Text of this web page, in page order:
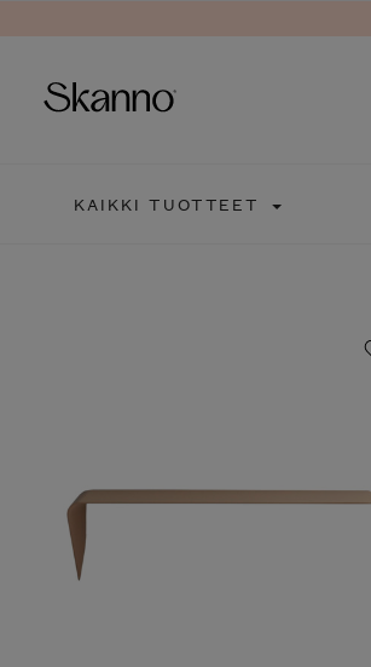
KAIKKI TUOTTEET